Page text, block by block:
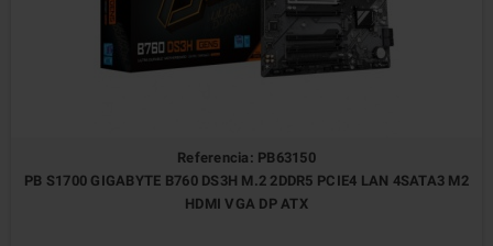
Referencia: PB63150
PB S1700 GIGABYTE B760 DS3H M.2 2DDR5 PCIE4 LAN 4SATA3 M2
HDMI VGA DP ATX